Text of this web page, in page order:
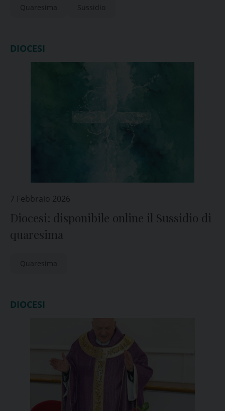
Quaresima Sussidio
DIOCESI
7 Febbraio 2026
Diocesi: disponibile online il Sussidio di
quaresima
Quaresima
DIOCESI